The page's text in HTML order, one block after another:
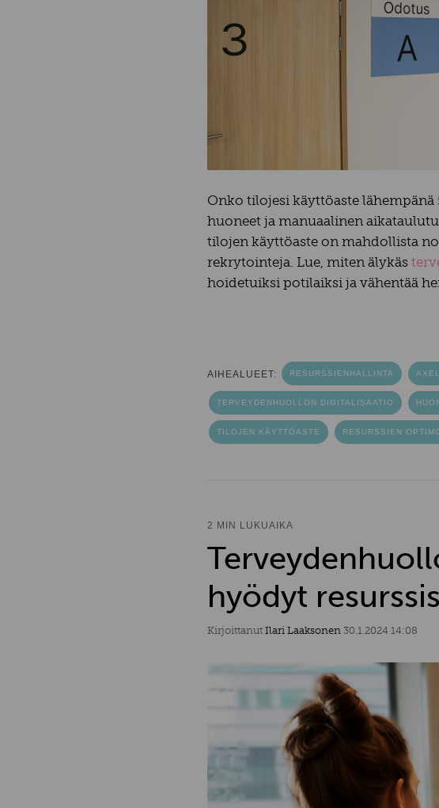
Onko tilojesi käyttöaste lähempänä
huoneet ja manuaalinen
tilojen käyttöaste on mahdollista
rekrytointeja. Lue, miten älykäs
hoidetuiksi potilaiksi ja vähentää
AIHEALUEET: RESURSSIENHALLINTA
TERVEYDENHUOLLON DIGITALISAATIO
TILOJEN KÄYTTÖASTE RESURSSIEN
2 MIN LUKUAIKA
hyödyt
Kirjoittanut Ilari Laaksonen 30.1.2024 14:08